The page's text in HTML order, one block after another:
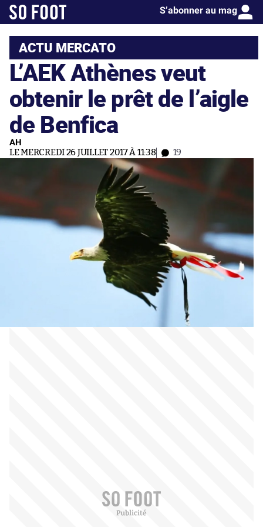
S’abonner au mag
ACTU MERCATO
L’AEK Athènes veut
obtenir le prêt de l’aigle
de Benfica
AH
LE MERCREDI 26 JUILLET 2017 À 11:38 19